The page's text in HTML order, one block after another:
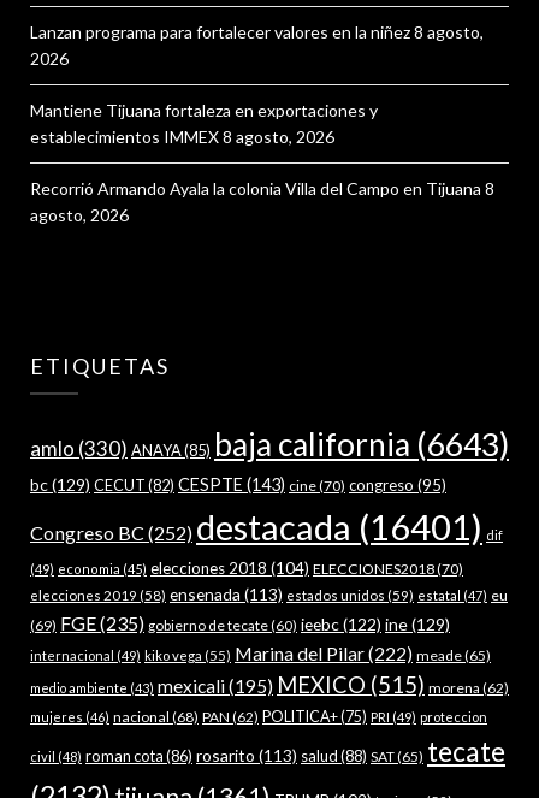
Lanzan programa para fortalecer valores en la niñez8 agosto,
2026
Mantiene Tijuana fortaleza en exportaciones y
establecimientos IMMEX8 agosto, 2026
Recorrió Armando Ayala la colonia Villa del Campo en Tijuana 8
agosto, 2026
ETIQUETAS
amlo (330) ANAYA(85) baja california (6643)
bc(129) CECUT(82) CESPTE (143) cine(70) congreso (95)
Congreso BC (252) destacada (16401) dif
(49) economia (45) elecciones 2018 (104) ELECCIONES2018(70)
elecciones 2019 (58) ensenada (113) estados unidos (59) estatal (47) eu
(69) FGE(235) gobierno de tecate(60) ieebc(122) ine(129)
internacional (49) kiko vega (55) Marina del Pilar(222) meade(65)
medio ambiente (43) mexicali(195) MEXICO (515) morena (62)
mujeres (46) nacional (68) PAN (62) POLITICA+(75) PRI (49) proteccion
civil (48) roman cota(86) rosarito (113) salud(88) SAT(65) tecate